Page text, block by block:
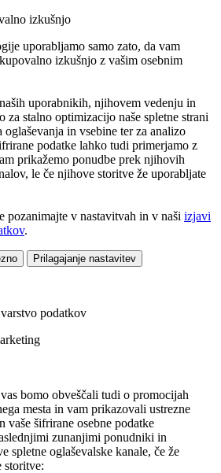
izkušnjo
uporabljamo samo zato, da vam
izkušnjo z vašim osebnim
uporabnikih, njihovem vedenju in
za stalno optimizacijo naše spletne strani
in vsebine ter za analizo
podatke lahko tudi primerjamo z
prikažemo ponudbe prek njihovih
le če njihove storitve že uporabljate
pozanimajte v nastavitvah in v naši izjavi
.
Prilagajanje nastavitev
podatkov
bomo obveščali tudi o promocijah
mesta in vam prikazovali ustrezne
vaše šifrirane osebne podatke
zunanjimi ponudniki in
spletne oglaševalske kanale, če že
storitve: